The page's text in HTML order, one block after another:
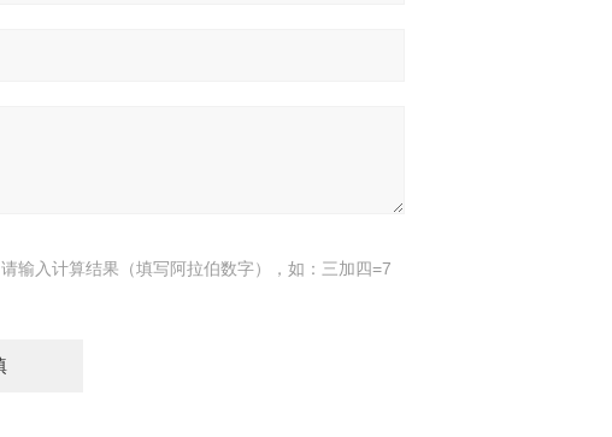
请输入计算结果（填写阿拉伯数字），如：三加四=7